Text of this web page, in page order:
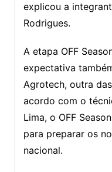
explicou a
Rodrigues.
A etapa OFF
expectativa
Agrotech, outra
acordo com o
Lima, o OFF
para preparar os
nacional.